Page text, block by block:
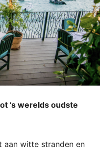
’s werelds oudste
aan witte stranden en